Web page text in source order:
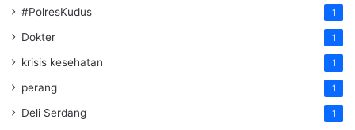
#PolresKudus 1
Dokter 1
krisis kesehatan 1
perang 1
Deli Serdang 1